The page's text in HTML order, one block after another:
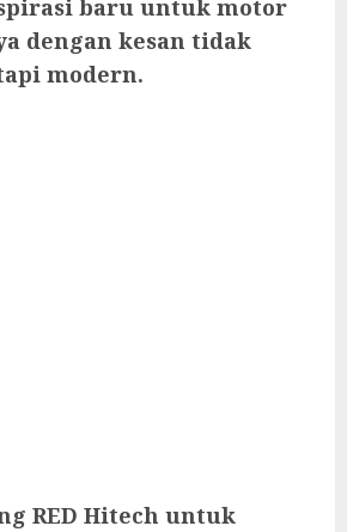
baru untuk motor
dengan kesan tidak
modern.
RED Hitech untuk